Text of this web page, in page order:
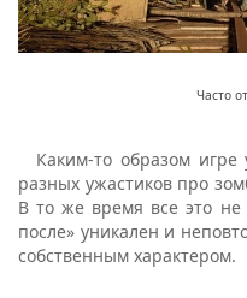
Часто
Каким-то образом игре
разных ужастиков про
В то же время все это
после» уникален и
собственным характером.